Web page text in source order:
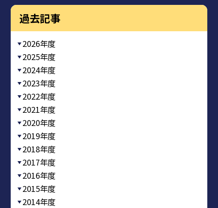
過去記事
2026年度
2025年度
2024年度
2023年度
2022年度
2021年度
2020年度
2019年度
2018年度
2017年度
2016年度
2015年度
2014年度